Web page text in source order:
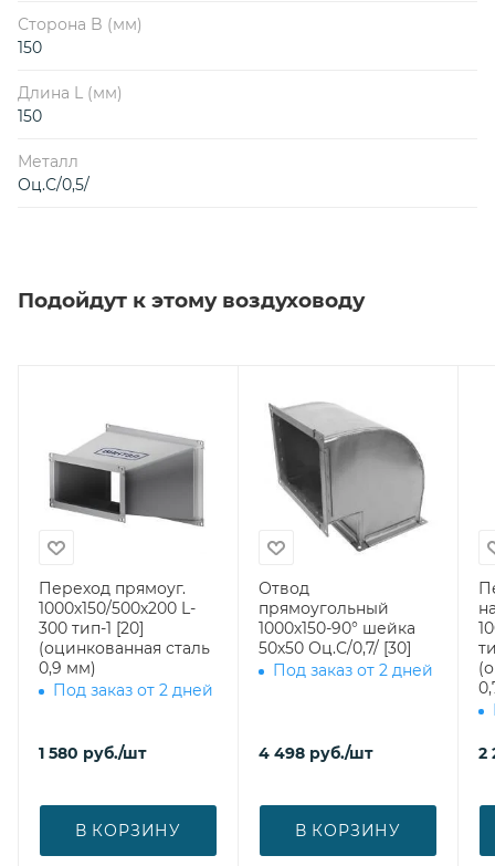
Сторона B (мм)
150
Длина L (мм)
150
Металл
Оц.С/0,5/
Подойдут к этому воздуховоду
Переход прямоуг.
1000х150/500х200 L-
300 тип-1 [20]
(оцинкованная сталь
0,9 мм)
Под заказ от 2 дней
1 580 руб./шт
В КОРЗИНУ
Отвод
прямоугольный
1000х150-90° шейка
50х50 Оц.С/0,7/ [30]
Под заказ от 2 дней
4 498 руб./шт
В КОРЗИНУ
2